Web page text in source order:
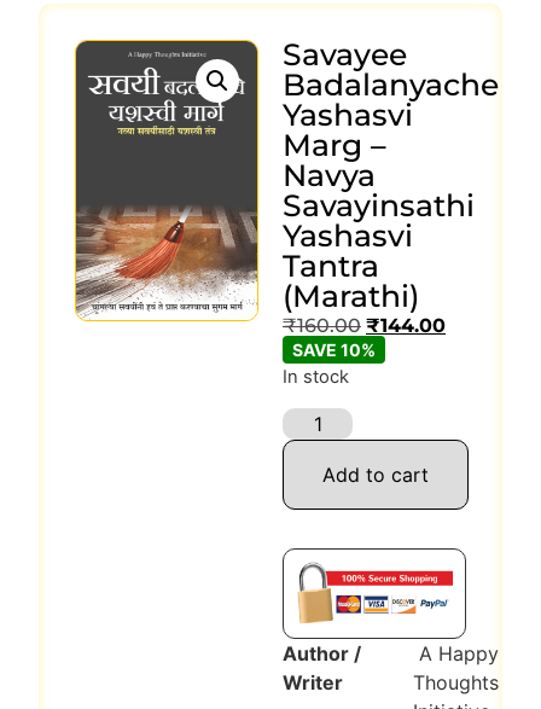
Savayee
Badalanyache
Yashasvi
Marg –
Navya
Savayinsathi
Yashasvi
Tantra
(Marathi)
₹160.00 ₹144.00
SAVE 10%
In stock
Add to cart
Author /
Writer
A Happy
Thoughts